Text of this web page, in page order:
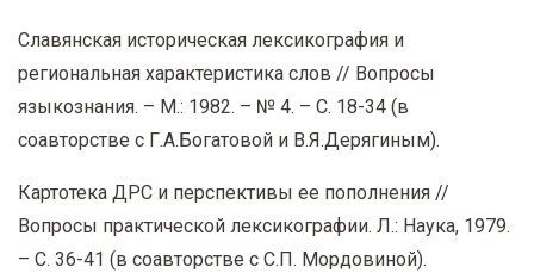
Славянская историческая лексикография и
региональная характеристика слов // Вопросы
языкознания. – М.: 1982. – № 4. – С. 18-34 (в
соавторстве с Г.А.Богатовой и В.Я.Дерягиным).
Картотека ДРС и перспективы ее пополнения //
Вопросы практической лексикографии. Л.: Наука, 1979.
– С. 36-41 (в соавторстве с С.П. Мордовиной).